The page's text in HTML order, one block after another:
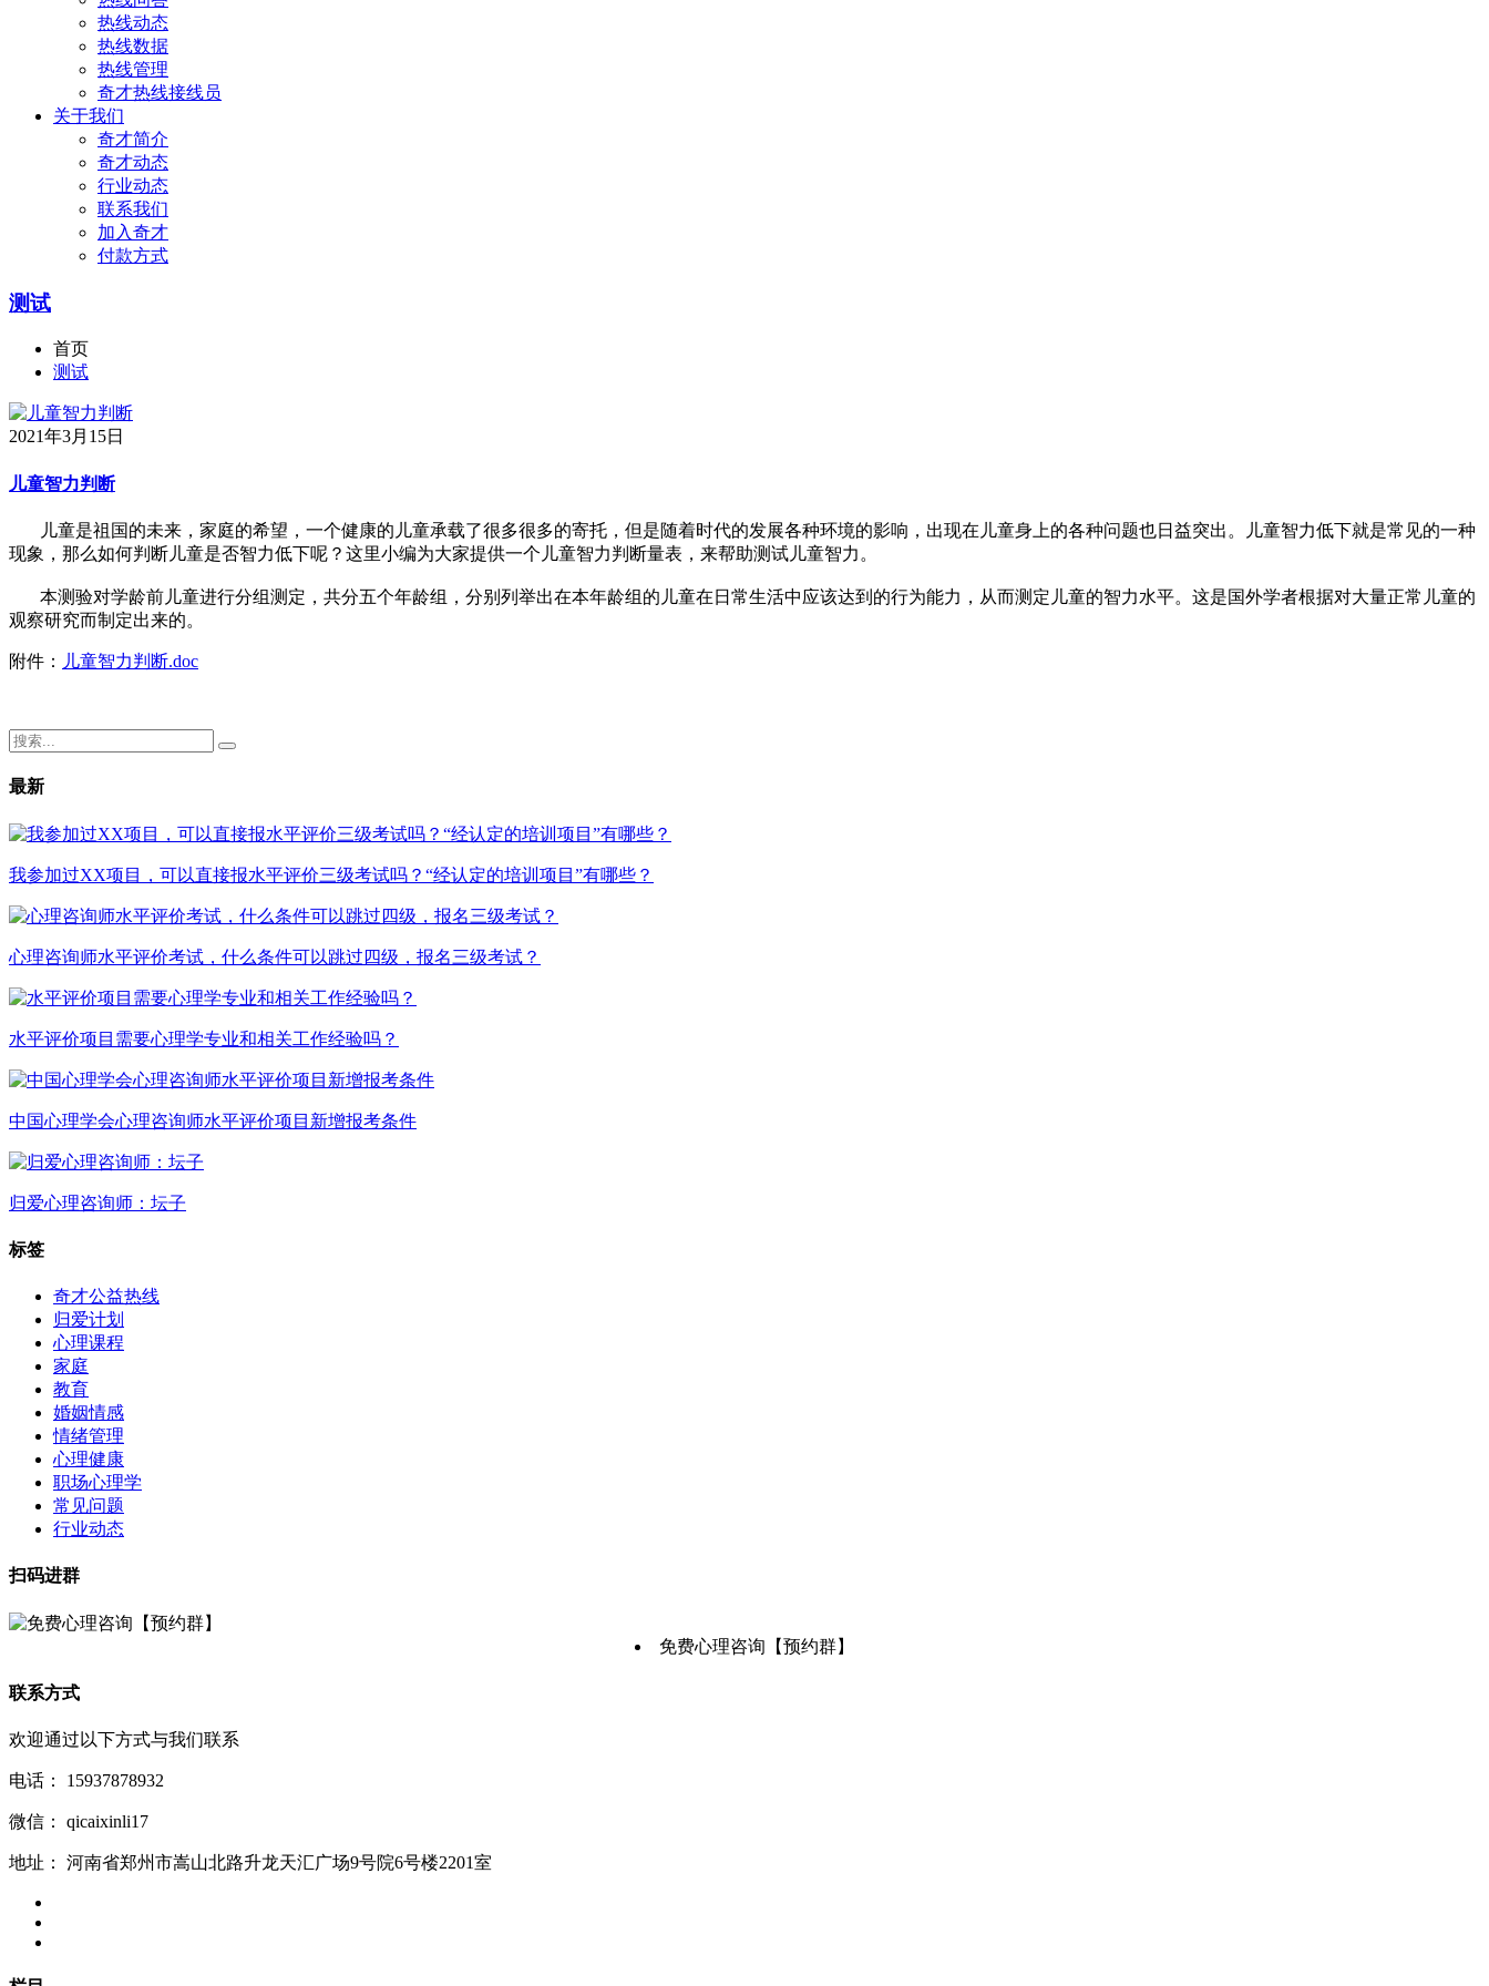
热线动态
热线数据
热线管理
奇才热线接线员
关于我们
奇才简介
奇才动态
行业动态
联系我们
加入奇才
付款方式
测试
首页
测试
2021年3月15日
儿童智力判断
儿童是祖国的未来，家庭的希望，一个健康的儿童承载了很多很多的寄托，但是随着时代的发展各种环境的影响，出现在儿童身上的各种问题也日益突出。儿童智力低下就是常见的一种
现象，那么如何判断儿童是否智力低下呢？这里小编为大家提供一个儿童智力判断量表，来帮助测试儿童智力。
本测验对学龄前儿童进行分组测定，共分五个年龄组，分别列举出在本年龄组的儿童在日常生活中应该达到的行为能力，从而测定儿童的智力水平。这是国外学者根据对大量正常儿童的
观察研究而制定出来的。
附件： 儿童智力判断.doc
最新
我参加过XX项目，可以直接报水平评价三级考试吗？“经认定的培训项目”有哪些？
心理咨询师水平评价考试，什么条件可以跳过四级，报名三级考试？
水平评价项目需要心理学专业和相关工作经验吗？
中国心理学会心理咨询师水平评价项目新增报考条件
归爱心理咨询师：坛子
标签
奇才公益热线
归爱计划
心理课程
家庭
教育
婚姻情感
情绪管理
心理健康
职场心理学
常见问题
行业动态
扫码进群
免费心理咨询【预约群】
联系方式
欢迎通过以下方式与我们联系
电话： 15937878932
微信： qicaixinli17
地址： 河南省郑州市嵩山北路升龙天汇广场9号院6号楼2201室